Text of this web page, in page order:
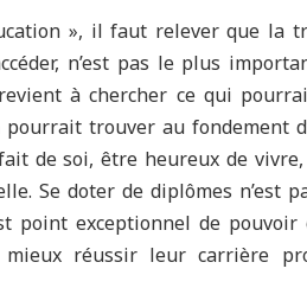
», il faut relever que la
n’est pas le plus
à chercher ce qui
pourrait trouver au fondement
de soi, être heureux de
Se doter de diplômes n’est
point exceptionnel de
réussir leur carrière